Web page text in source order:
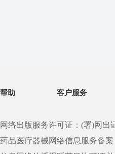
帮助 客户服务
网络出版服务许可证：(署)网出
药品医疗器械网络信息服务备